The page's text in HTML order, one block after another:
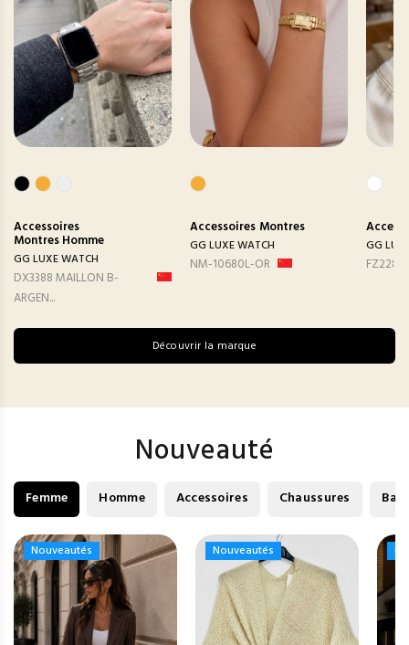
Accessoires
Montres Homme
GG LUXE WATCH
DX3388 MAILLON B-
ARGEN...
Accessoires Montres
GG LUXE WATCH
NM-10680L-OR
GG
FZ2282
Découvrir la marque
Nouveauté
Femme Homme Accessoires Chaussures
Nouveautés
Nouveautés Nouveautés
Nouveautés